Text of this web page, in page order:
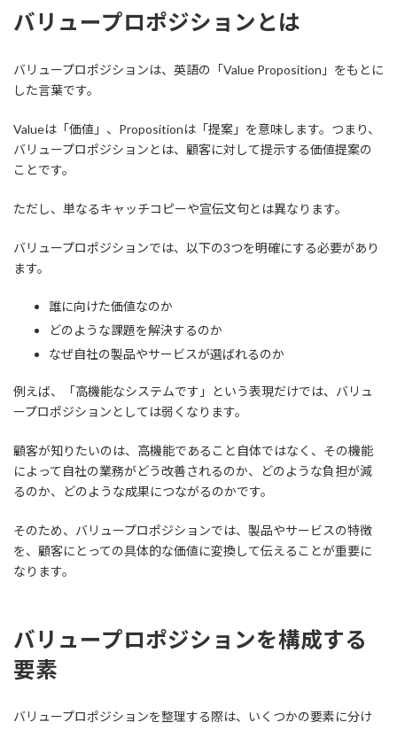
バリュープロポジションとは
バリュープロポジションは、英語の「Value Proposition」をもとに
した言葉です。
Valueは「価値」、Propositionは「提案」を意味します。つまり、
バリュープロポジションとは、顧客に対して提示する価値提案の
ことです。
ただし、単なるキャッチコピーや宣伝文句とは異なります。
バリュープロポジションでは、以下の3つを明確にする必要があり
ます。
誰に向けた価値なのか
どのような課題を解決するのか
なぜ自社の製品やサービスが選ばれるのか
例えば、「高機能なシステムです」という表現だけでは、バリュ
ープロポジションとしては弱くなります。
顧客が知りたいのは、高機能であること自体ではなく、その機能
によって自社の業務がどう改善されるのか、どのような負担が減
るのか、どのような成果につながるのかです。
そのため、バリュープロポジションでは、製品やサービスの特徴
を、顧客にとっての具体的な価値に変換して伝えることが重要に
なります。
バリュープロポジションを構成する
要素
バリュープロポジションを整理する際は、いくつかの要素に分け